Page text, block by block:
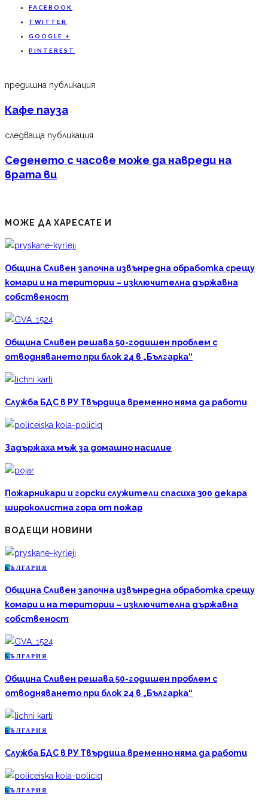
FACEBOOK
TWITTER
GOOGLE +
PINTEREST
предишна публикация
Кафе пауза
следваща публикация
Седенето с часове може да навреди на
врата ви
МОЖЕ ДА ХАРЕСАТЕ И
Община Сливен започна извънредна обработка срещу
комари и на територии – изключителна държавна
собственост
Община Сливен решава 50-годишен проблем с
отводняването при блок 24 в „Българка“
Служба БДС в РУ Твърдица временно няма да работи
Задържаха мъж за домашно насилие
Пожарникари и горски служители спасиха 300 декара
широколистна гора от пожар
ВОДЕЩИ НОВИНИ
Б ЪЛГАРИЯ
Община Сливен започна извънредна обработка срещу
комари и на територии – изключителна държавна
собственост
Б ЪЛГАРИЯ
Община Сливен решава 50-годишен проблем с
отводняването при блок 24 в „Българка“
Б ЪЛГАРИЯ
Служба БДС в РУ Твърдица временно няма да работи
Б ЪЛГАРИЯ